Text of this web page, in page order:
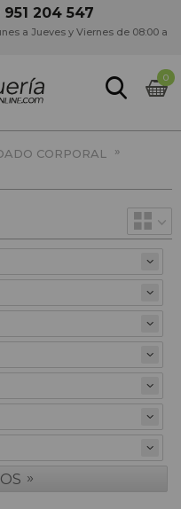
951 204 547
a Jueves y Viernes de 08:00 a
0
CORPORAL
»
»